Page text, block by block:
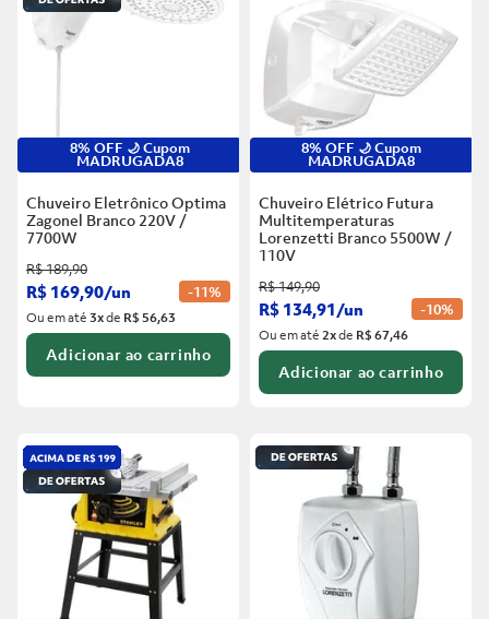
8% OFF 🌙 Cupom
MADRUGADA8
Chuveiro Eletrônico Optima
Zagonel Branco 220V /
7700W
R$189,90
R$ 169,90/un -11%
Ou em até3xde R$ 56,63
Adicionar ao carrinho
8% OFF 🌙 Cupom
MADRUGADA8
Chuveiro Elétrico Futura
Multitemperaturas
Lorenzetti Branco 5500W /
110V
R$149,90
R$ 134,91/un -10%
Ou em até2xde R$ 67,46
Adicionar ao carrinho